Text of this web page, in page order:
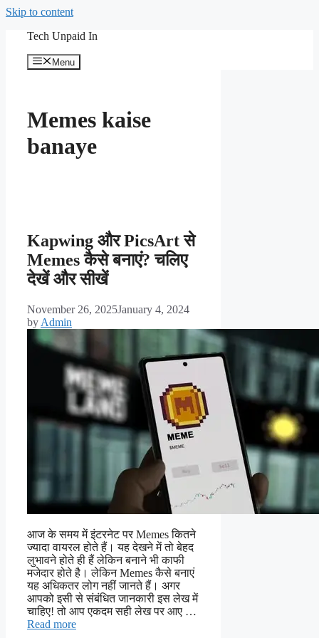
Skip to content
Tech Unpaid In
Menu
Memes kaise
banaye
Kapwing और PicsArt से
Memes कैसे बनाएं? चलिए
देखें और सीखें
November 26, 2025January 4, 2024
by Admin
आज के समय में इंटरनेट पर Memes कितने
ज्यादा वायरल होते हैं। यह देखने में तो बेहद
लुभावने होते ही हैं लेकिन बनाने भी काफी
मजेदार होते है। लेकिन Memes कैसे बनाएं
यह अधिकतर लोग नहीं जानते हैं। अगर
आपको इसी से संबंधित जानकारी इस लेख में
चाहिए! तो आप एकदम सही लेख पर आए …
Read more